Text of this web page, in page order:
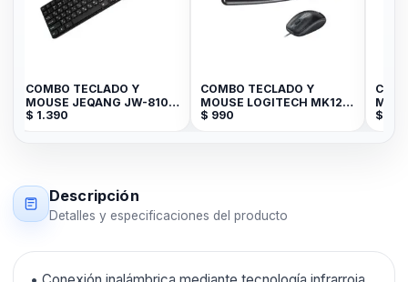
COMBO TECLADO Y
MOUSE JEQANG JW-8100
2.4G 10M USB GTB-14081-
$1.390
COMBO TECLADO Y
MOUSE LOGITECH MK120
ESPAÑOL
$990 $949
Descripción
Detalles y especificaciones del producto